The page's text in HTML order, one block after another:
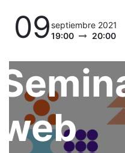
09 septiembre 2021
19:00
20:00
web